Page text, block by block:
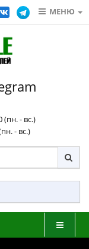
МЕНЮ
(пн. - вс.)
- вс.)